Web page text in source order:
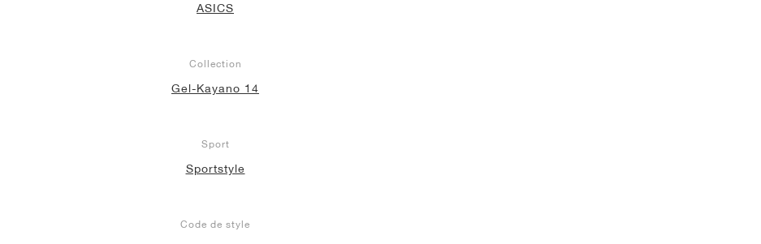
ASICS
Collection
Gel-Kayano 14
Sport
Sportstyle
Code de style